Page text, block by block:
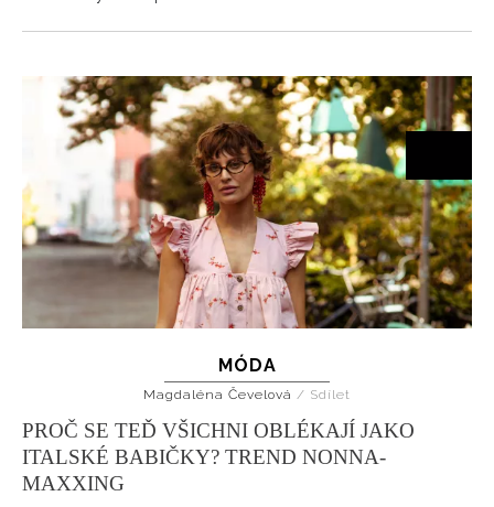
MÓDA
Magdaléna Čevelová / Sdílet
PROČ SE TEĎ VŠICHNI OBLÉKAJÍ JAKO
ITALSKÉ BABIČKY? TREND NONNA-
MAXXING